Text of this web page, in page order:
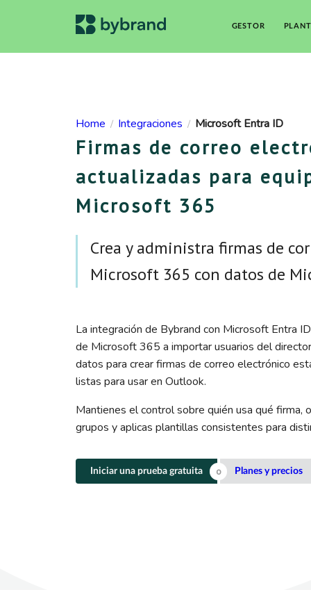
GESTOR
Home / Integraciones / Microsoft Entra ID
Firmas de correo
actualizadas para
Microsoft 365
Crea y administra firmas de
Microsoft 365 con datos de
La integración de Bybrand con Microsoft Entra
de Microsoft 365 a importar usuarios del
datos para crear firmas de correo electrónico
listas para usar en Outlook.
Mantienes el control sobre quién usa qué firma,
grupos y aplicas plantillas consistentes para
Iniciar una prueba gratuita Planes y precios